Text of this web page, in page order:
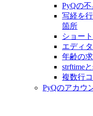
PyQの
写経を
箇所
ショー
エディ
年齢の
strftime
複数行
PyQのアカウ